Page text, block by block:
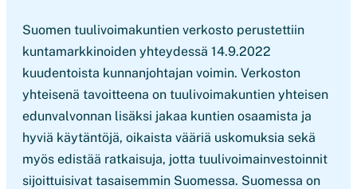
Suomen tuulivoimakuntien verkosto perustettiin
kuntamarkkinoiden yhteydessä 14.9.2022
kuudentoista kunnanjohtajan voimin. Verkoston
yhteisenä tavoitteena on tuulivoimakuntien yhteisen
edunvalvonnan lisäksi jakaa kuntien osaamista ja
hyviä käytäntöjä, oikaista vääriä uskomuksia sekä
myös edistää ratkaisuja, jotta tuulivoimainvestoinnit
sijoittuisivat tasaisemmin Suomessa. Suomessa on